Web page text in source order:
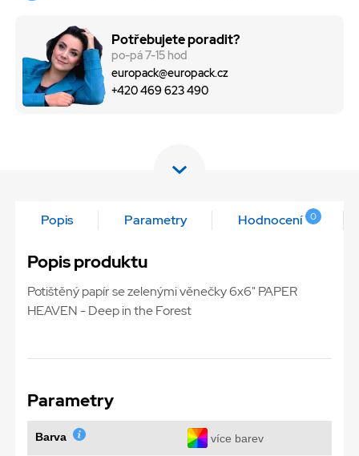
Potřebujete poradit?
po-pá 7-15 hod
europack@europack.cz
+420 469 623 490
Popis Parametry Hodnocení 0
Popis produktu
Potištěný papír se zelenými věnečky 6x6" PAPER
HEAVEN - Deep in the Forest
Parametry
Barva více barev